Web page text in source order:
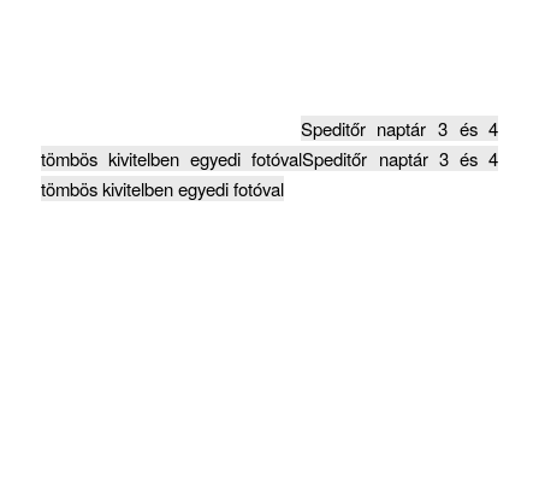
Speditőr naptár 3 és 4
tömbös kivitelben egyedi fotóvalSpeditőr naptár 3 és 4
tömbös kivitelben egyedi fotóval